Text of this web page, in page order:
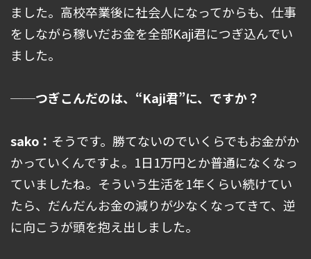
ました。高校卒業後に社会人になってからも、仕事
をしながら稼いだお金を全部Kaji君につぎ込んでい
ました。
──つぎこんだのは、“Kaji君”に、ですか？
sako： そうです。勝てないのでいくらでもお金がか
かっていくんですよ。1日1万円とか普通になくなっ
ていましたね。そういう生活を1年くらい続けてい
たら、だんだんお金の減りが少なくなってきて、逆
に向こうが頭を抱え出しました。